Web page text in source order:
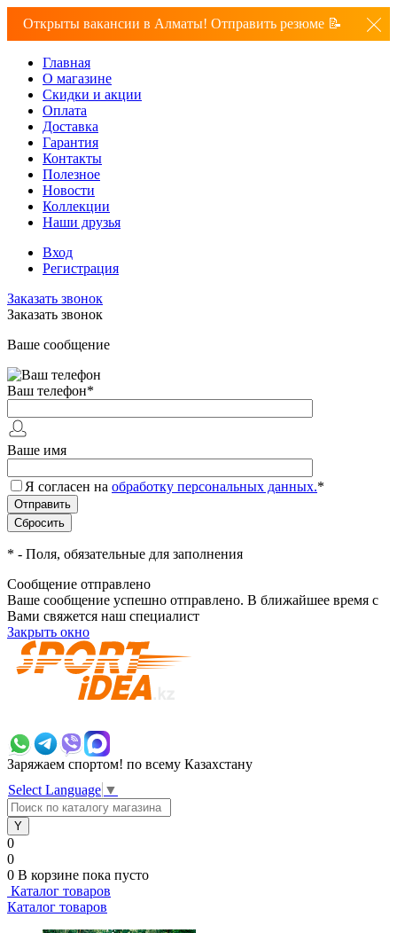
Открыты вакансии в Алматы! Отправить резюме 📝
Главная
О магазине
Скидки и акции
Оплата
Доставка
Гарантия
Контакты
Полезное
Новости
Коллекции
Наши друзья
Вход
Регистрация
Заказать звонок
Заказать звонок
Ваше сообщение
Ваш телефон*
Ваше имя
Я согласен на обработку персональных данных.*
* - Поля, обязательные для заполнения
Сообщение отправлено
Ваше сообщение успешно отправлено. В ближайшее время с
Вами свяжется наш специалист
Закрыть окно
Заряжаем спортом! по всему Казахстану
Select Language ▼
0
0
0 В корзине пока пусто
Каталог товаров
Каталог товаров